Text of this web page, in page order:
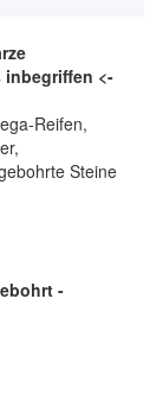
inbegriffen <-
Reifen,
Steine
-